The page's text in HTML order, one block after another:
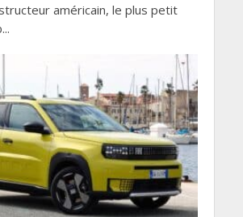
américain, le plus petit